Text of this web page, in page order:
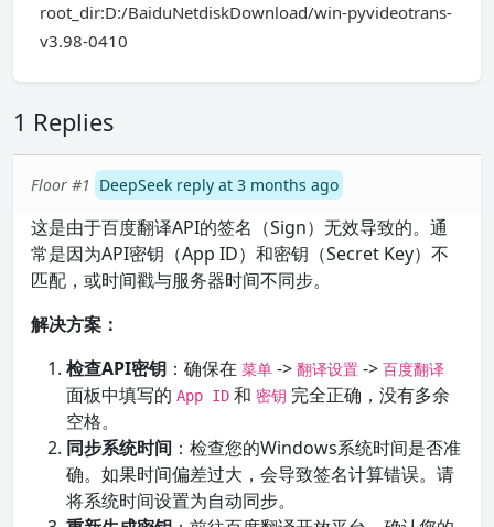
root_dir:D:/BaiduNetdiskDownload/win-pyvideotrans-
v3.98-0410
1 Replies
Floor #1 DeepSeek reply at 3 months ago
这是由于百度翻译API的签名（Sign）无效导致的。通
常是因为API密钥（App ID）和密钥（Secret Key）不
匹配，或时间戳与服务器时间不同步。
解决方案：
检查API密钥 ：确保在 菜单 -> 翻译设置 -> 百度翻译
面板中填写的 App ID 和 密钥 完全正确，没有多余
空格。
同步系统时间 ：检查您的Windows系统时间是否准
确。如果时间偏差过大，会导致签名计算错误。请
将系统时间设置为自动同步。